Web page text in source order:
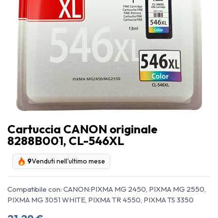
Cartuccia CANON originale
8288B001, CL-546XL
9Venduti nell'ultimo mese
Compatibile con: CANON:PIXMA MG 2450, PIXMA MG 2550,
PIXMA MG 3051 WHITE, PIXMA TR 4550, PIXMA TS 3350